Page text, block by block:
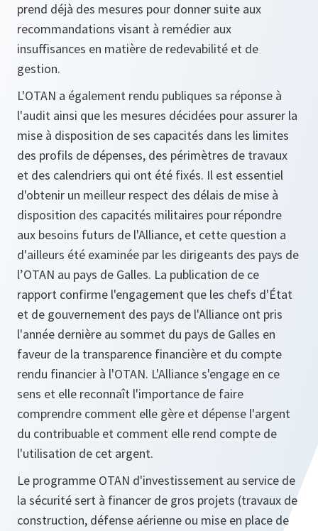
prend déjà des mesures pour donner suite aux
recommandations visant à remédier aux
insuffisances en matière de redevabilité et de
gestion.
L'OTAN a également rendu publiques sa réponse à
l'audit ainsi que les mesures décidées pour assurer la
mise à disposition de ses capacités dans les limites
des profils de dépenses, des périmètres de travaux
et des calendriers qui ont été fixés. Il est essentiel
d'obtenir un meilleur respect des délais de mise à
disposition des capacités militaires pour répondre
aux besoins futurs de l'Alliance, et cette question a
d'ailleurs été examinée par les dirigeants des pays de
l’OTAN au pays de Galles. La publication de ce
rapport confirme l'engagement que les chefs d'État
et de gouvernement des pays de l'Alliance ont pris
l'année dernière au sommet du pays de Galles en
faveur de la transparence financière et du compte
rendu financier à l'OTAN. L'Alliance s'engage en ce
sens et elle reconnaît l'importance de faire
comprendre comment elle gère et dépense l'argent
du contribuable et comment elle rend compte de
l'utilisation de cet argent.
Le programme OTAN d'investissement au service de
la sécurité sert à financer de gros projets (travaux de
construction, défense aérienne ou mise en place de